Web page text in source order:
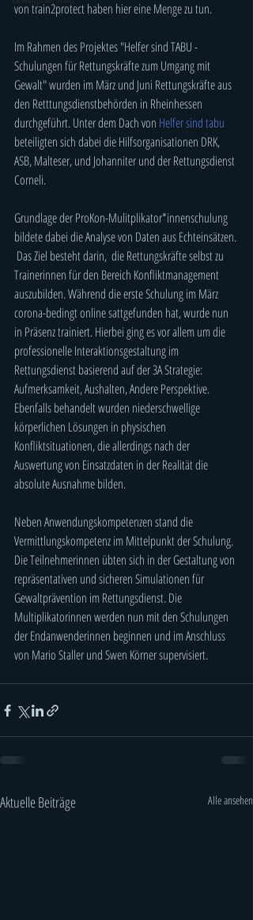
von train2protect haben hier eine Menge zu tun.
Im Rahmen des Projektes "Helfer sind TABU -
Schulungen für Rettungskräfte zum Umgang mit
Gewalt" wurden im März und Juni Rettungskräfte aus
den Retttungsdienstbehörden in Rheinhessen
durchgeführt. Unter dem Dach von Helfer sind tabu
beteiligten sich dabei die Hilfsorganisationen DRK,
ASB, Malteser, und Johanniter und der Rettungsdienst
Corneli.
Grundlage der ProKon-Mulitplikator*innenschulung
bildete dabei die Analyse von Daten aus Echteinsätzen.
Das Ziel besteht darin,  die Rettungskräfte selbst zu
Trainerinnen für den Bereich Konfliktmanagement
auszubilden. Während die erste Schulung im März
corona-bedingt online sattgefunden hat, wurde nun
in Präsenz trainiert. Hierbei ging es vor allem um die
professionelle Interaktionsgestaltung im
Rettungsdienst basierend auf der 3A Strategie:
Aufmerksamkeit, Aushalten, Andere Perspektive.
Ebenfalls behandelt wurden niederschwellige
körperlichen Lösungen in physischen
Konfliktsituationen, die allerdings nach der
Auswertung von Einsatzdaten in der Realität die
absolute Ausnahme bilden.
Neben Anwendungskompetenzen stand die
Vermittlungskompetenz im Mittelpunkt der Schulung.
Die Teilnehmerinnen übten sich in der Gestaltung von
repräsentativen und sicheren Simulationen für
Gewaltprävention im Rettungsdienst. Die
Multiplikatorinnen werden nun mit den Schulungen
der Endanwenderinnen beginnen und im Anschluss
von Mario Staller und Swen Körner supervisiert.
Aktuelle Beiträge Alle ansehen